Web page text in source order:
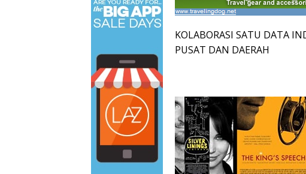
KOLABORASI SATU DATA
PUSAT DAN DAERAH